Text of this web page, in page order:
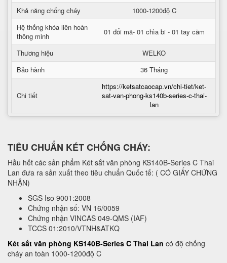
Khả năng chống cháy
1000-1200độ C
Hệ thống khóa liên hoàn
thông minh
01 đổi mã- 01 chìa bi - 01 tay cầm
Thương hiệu
WELKO
Bảo hành
36 Tháng
Chi tiết
https://ketsatcaocap.vn/chi-tiet/ket-
sat-van-phong-ks140b-series-c-thai-
lan
TIÊU CHUẨN KÉT CHỐNG CHÁY:
Hầu hết các sản phẩm Két sắt văn phòng KS140B-Series C Thai
Lan đưa ra sản xuất theo tiêu chuẩn Quốc tế: ( CÓ GIẤY CHỨNG
NHẬN)
SGS Iso 9001:2008
Chứng nhận số: VN 16/0059
Chứng nhận VINCAS 049-QMS (IAF)
TCCS 01:2010/VTNH&ATKQ
Két sắt văn phòng KS140B-Series C Thai Lan có độ chống
cháy an toàn 1000-1200độ C